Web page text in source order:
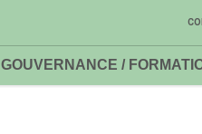
GOUVERNANCE /